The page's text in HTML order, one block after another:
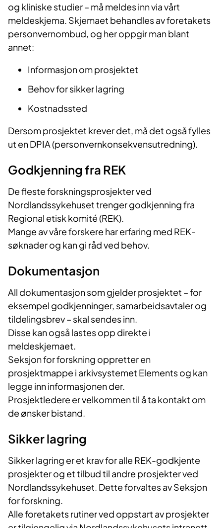
og kliniske studier – må meldes inn via vårt
meldeskjema. Skjemaet behandles av foretakets
personvernombud, og her oppgir man blant
annet:
Informasjon om prosjektet
Behov for sikker lagring
Kostnadssted
Dersom prosjektet krever det, må det også fylles
ut en DPIA (personvernkonsekvensutredning).
Godkjenning fra REK
De fleste forskningsprosjekter ved
Nordlandssykehuset trenger godkjenning fra
Regional etisk komité (REK).
Mange av våre forskere har erfaring med REK-
søknader og kan gi råd ved behov.
Dokumentasjon
All dokumentasjon som gjelder prosjektet – for
eksempel godkjenninger, samarbeidsavtaler og
tildelingsbrev – skal sendes inn.
Disse kan også lastes opp direkte i
meldeskjemaet.
Seksjon for forskning oppretter en
prosjektmappe i arkivsystemet Elements og kan
legge inn informasjonen der.
Prosjektledere er velkommen til å ta kontakt om
de ønsker bistand.
Sikker lagring
Sikker lagring er et krav for alle REK-godkjente
prosjekter og et tilbud til andre prosjekter ved
Nordlandssykehuset. Dette forvaltes av Seksjon
for forskning.
Alle foretakets rutiner ved oppstart av prosjekter